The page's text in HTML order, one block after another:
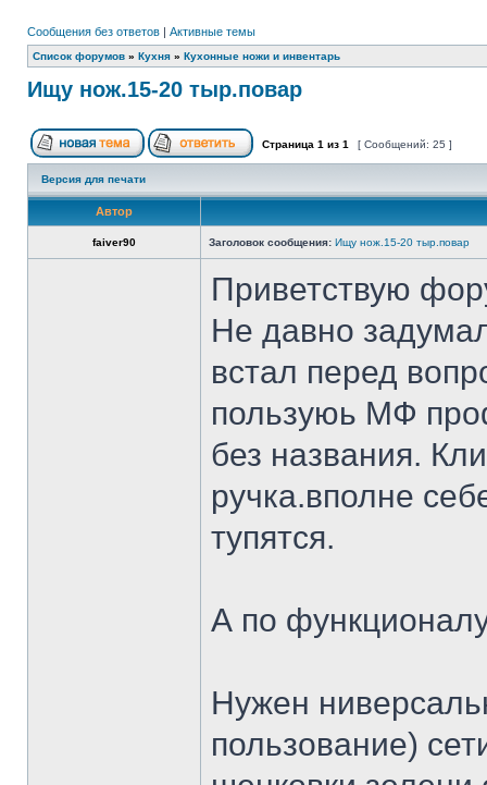
Сообщения без ответов | Активные темы
Список форумов » Кухня » Кухонные ножи и инвентарь
Ищу нож.15-20 тыр.повар
Страница 1 из 1 [ Сообщений: 25 ]
Версия для печати
Автор
faiver90 Заголовок сообщения: Ищу нож.15-20 тыр.повар
Приветствую
Не давно
встал перед
пользуюь МФ
без названия.
ручка.вполне
тупятся.
А по
Нужен
пользование)